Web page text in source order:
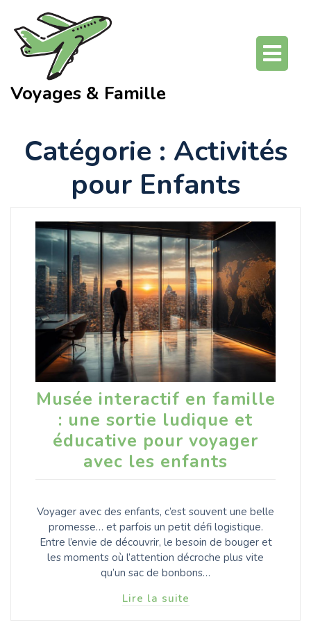
content
Voyages & Famille
Catégorie : Activités
pour Enfants
Musée interactif en famille
: une sortie ludique et
éducative pour voyager
avec les enfants
Voyager avec des enfants, c’est souvent une belle
promesse… et parfois un petit défi logistique.
Entre l’envie de découvrir, le besoin de bouger et
les moments où l’attention décroche plus vite
qu’un sac de bonbons…
Lire la suite